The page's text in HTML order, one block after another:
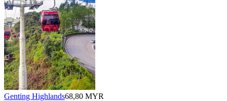
Genting Highlands68,80 MYR